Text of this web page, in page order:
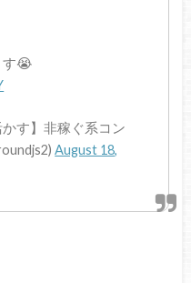
す😭
す】非稼ぐ系コン
August 18,